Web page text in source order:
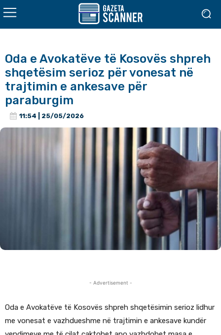
Oda e Avokatëve të Kosovës shpreh
shqetësim serioz për vonesat në
trajtimin e ankesave për
paraburgim
11:54 | 25/05/2026
- Advertisement -
Oda e Avokatëve të Kosovës shpreh shqetësimin serioz lidhur
me vonesat e vazhdueshme në trajtimin e ankesave kundër